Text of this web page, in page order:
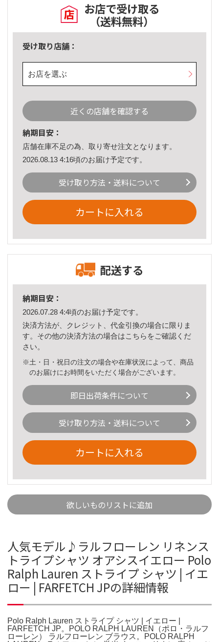
お店で受け取る
（送料無料）
受け取り店舗：
お店を選ぶ
近くの店舗を確認する
納期目安：
店舗在庫不足の為、取り寄せ注文となります。
2026.08.13 4:16頃のお届け予定です。
受け取り方法・送料について
カートに入れる
配送する
納期目安：
2026.07.28 4:4頃のお届け予定です。
決済方法が、クレジット、代金引換の場合に限りま
す。その他の決済方法の場合はこちら をご確認くだ
さい。
※土・日・祝日の注文の場合や在庫状況によって、商品
のお届けにお時間をいただく場合がございます。
即日出荷条件について
受け取り方法・送料について
カートに入れる
欲しいものリストに追加
人気モデル♪ラルフローレン リネンス
トライプシャツ オアシスイエロー Polo
Ralph Lauren ストライプ シャツ | イエ
ロー | FARFETCH JPの詳細情報
Polo Ralph Lauren ストライプ シャツ | イエロー |
FARFETCH JP。POLO RALPH LAUREN（ポロ・ラルフ
ローレン） ラルフローレン ブラウス。POLO RALPH